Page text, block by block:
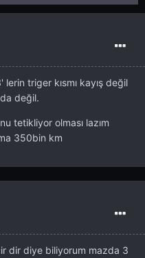
triger kısmı kayış değil
değil.
tetikliyor olması lazım
350bin km
diye biliyorum mazda 3